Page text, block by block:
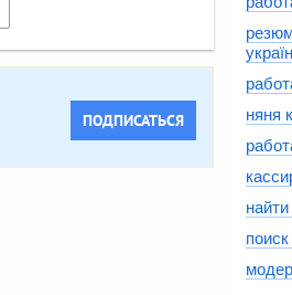
ПОДПИСАТЬСЯ
няня